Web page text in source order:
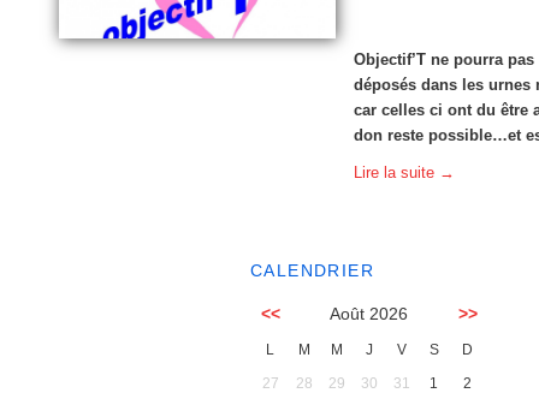
Objectif’T ne pourra
déposés dans les
car celles ci ont du être
don reste possible…et
Lire la suite →
CALENDRIER
<< Août 2026 >>
L M M J V S
D
27
28 29 30 31 1
2